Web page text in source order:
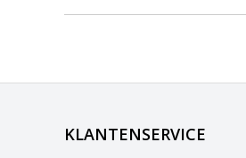
KLANTENSERVICE